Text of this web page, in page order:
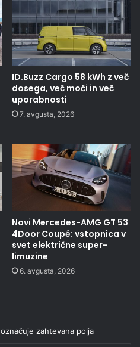
ID.Buzz Cargo 58 kWh z več
dosega, več moči in več
uporabnosti
7. avgusta, 2026
Novi Mercedes-AMG GT 53
4Door Coupé: vstopnica v
svet električne super-
limuzine
6. avgusta, 2026
označuje zahtevana polja